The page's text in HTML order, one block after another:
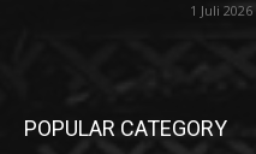
1 Juli 2026
POPULAR CATEGORY